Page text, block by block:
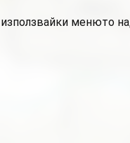
менюто